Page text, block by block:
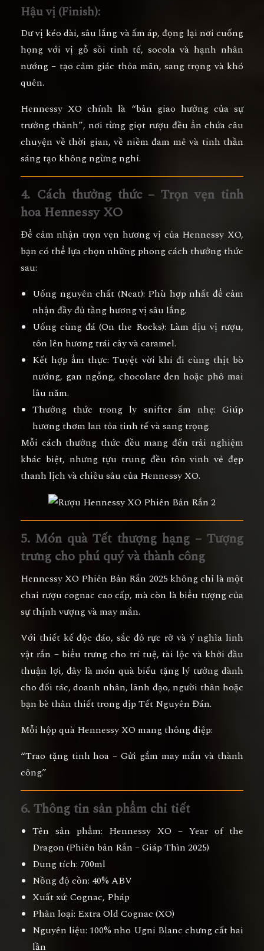
Hậu vị (Finish):
Dư vị kéo dài, sâu lắng và ấm áp, đọng lại nơi cuống
họng vớivị gỗ sồi tinh tế, socola và hạnh nhân
nướng – tạo cảm giác thỏa mãn, sang trọng và khó
quên.
Hennessy XO chính là “bản giao hưởng của sự
trưởng thành”, nơi từng giọt rượu đều ẩn chứa câu
chuyện về thời gian, về niềm đam mê và tinh thần
sáng tạo không ngừng nghỉ.
4. Cách thưởng thức – Trọn vẹn tinh
hoa Hennessy XO
Để cảm nhận trọn vẹn hương vị của Hennessy XO,
bạn có thể lựa chọn những phong cách thưởng thức
sau:
Uống nguyên chất (Neat): Phù hợp nhất để cảm
nhận đầy đủ tầng hương vị sâu lắng.
Uống cùng đá (On the Rocks): Làm dịu vị rượu,
tôn lên hương trái cây và caramel.
Kết hợp ẩm thực: Tuyệt vời khi đi cùng thịt bò
nướng, gan ngỗng, chocolate đen hoặc phô mai
lâu năm.
Thưởng thức trong ly snifter ấm nhẹ: Giúp
hương thơm lan tỏa tinh tế và sang trọng.
Mỗi cách thưởng thức đều mang đến trải nghiệm
khác biệt, nhưng tựu trung đều tôn vinhvẻ đẹp
thanh lịch và chiều sâu của Hennessy XO.
5. Món quà Tết thượng hạng – Tượng
trưng cho phú quý và thành công
Hennessy XO Phiên Bản Rắn 2025 không chỉ là một
chai rượu cognac cao cấp, mà còn là biểu tượng của
sự thịnh vượng và may mắn.
Với thiết kế độc đáo, sắc đỏ rực rỡ và ý nghĩa linh
vật rắn – biểu trưng cho trí tuệ, tài lộc và khởi đầu
thuận lợi, đây là món quà biếu tặng lý tưởngdành
chođối tác, doanh nhân, lãnh đạo, người thân hoặc
bạn bè thân thiếttrong dịp Tết Nguyên Đán.
Mỗi hộp quà Hennessy XO mang thông điệp:
“Trao tặng tinh hoa – Gửi gắm may mắn và thành
công.”
6. Thông tin sản phẩm chi tiết
Tên sản phẩm: Hennessy XO – Year of the
Dragon (Phiên bản Rắn – Giáp Thìn 2025)
Dung tích: 700ml
Nồng độ cồn: 40% ABV
Xuất xứ: Cognac, Pháp
Phân loại: Extra Old Cognac (XO)
Nguyên liệu: 100% nho Ugni Blanc chưng cất hai
lần